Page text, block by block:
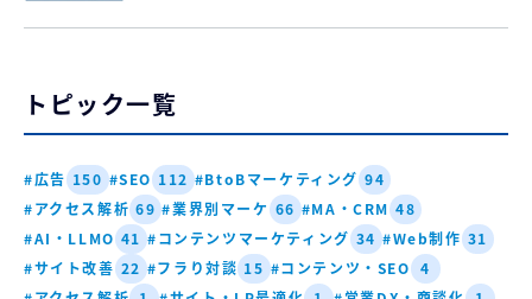
トピック一覧
#広告 150 #SEO 112 #BtoBマーケティング 94
#アクセス解析 69 #業界別マーケ 66 #MA・CRM 48
#AI・LLMO 41 #コンテンツマーケティング 34 #Web制作 31
#サイト改善 22 #フラり対談 15 #コンテンツ・SEO 4